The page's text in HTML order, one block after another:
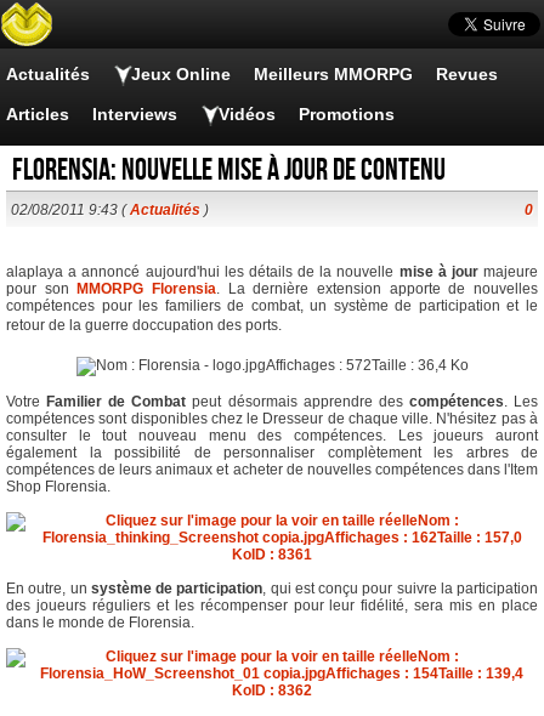
Actualités Jeux Online Meilleurs MMORPG Revues
Articles Interviews Vidéos Promotions
Florensia: nouvelle mise à jour de contenu
02/08/2011 9:43 (Actualités ) 0
alaplaya a annoncé aujourd'hui les détails de la nouvelle mise à jourmajeure
pour son
MMORPG Florensia. La dernière extension apporte de nouvelles
compétences pour les familiers de combat, un système de participation et le
retour de la guerre doccupation des ports.
Votre Familier de Combat peut désormais apprendre des compétences. Les
compétences sont disponibles chez le Dresseur de chaque ville. N'hésitez pas à
consulter le tout nouveau menu des compétences. Les joueurs auront
également la possibilité de personnaliser complètement les arbres de
compétences de leurs animaux et acheter de nouvelles compétences dans l'Item
Shop Florensia.
En outre, un système de participation, qui est conçu pour suivre la participation
des joueurs réguliers et les récompenser pour leur fidélité, sera mis en place
dans le monde de Florensia.